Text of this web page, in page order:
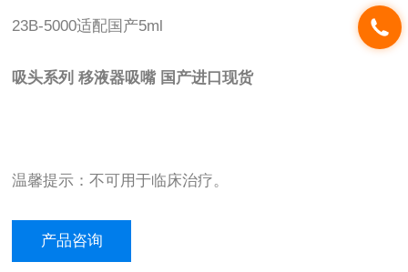
23B-5000适配国产5ml
吸头系列 移液器吸嘴 国产进口现货
温馨提示：不可用于临床治疗。
产品咨询